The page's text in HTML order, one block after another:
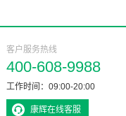
客户服务热线
400-608-9988
工作时间：09:00-20:00
康辉在线客服